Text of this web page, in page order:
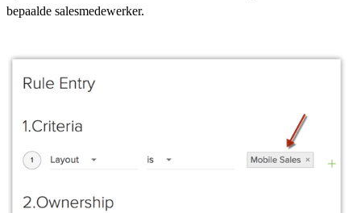
bepaalde salesmedewerker.